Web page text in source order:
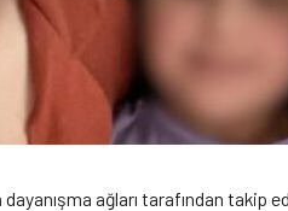
dayanışma ağları tarafından takip